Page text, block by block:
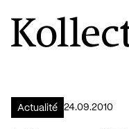
Aller à la page d'accueil
Logo Kollectif
Actualité 24.09.2010